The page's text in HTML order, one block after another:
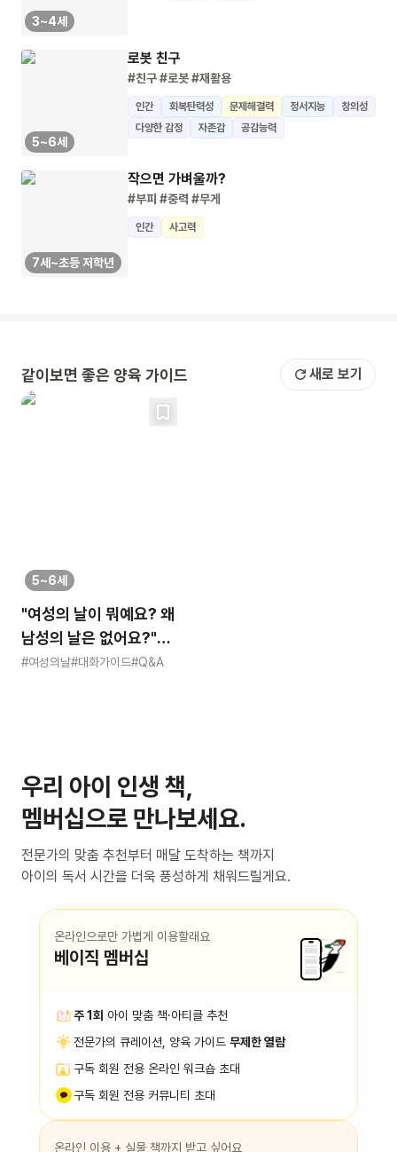
3~4세
5~6세
로봇 친구
#친구#로봇#재활용
인간 회복탄력성 문제해결력 정서지능
창의성
다양한 감정
자존감 공감능력
7세~초등 저학년
작으면 가벼울까?
#부피 #중력 #무게
인간 사고력
같이보면 좋은 양육 가이드 새로 보기
5~6세
"여성의 날이 뭐예요? 왜
남성의 날은 없어요?"
묻는 어린이에게 이렇게
#여성의날#대화가이드#Q&A
우리 아이 인생 책,
멤버십으로 만나보세요.
전문가의 맞춤 추천부터 매달 도착하는 책까지
아이의 독서 시간을 더욱 풍성하게 채워드릴게요.
온라인으로만 가볍게 이용할래요
베이직 멤버십
주 1회 아이 맞춤 책·아티클 추천
전문가의 큐레이션, 양육 가이드 무제한 열람
구독 회원 전용 온라인 워크숍 초대
구독 회원 전용 커뮤니티 초대
온라인 이용 + 실물 책까지 받고 싶어요